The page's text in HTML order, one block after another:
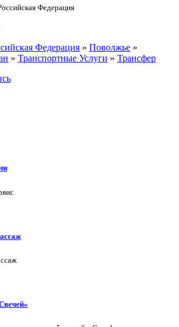
Федерация
Федерация » Поволжье »
» Транспортные Услуги » Трансфер